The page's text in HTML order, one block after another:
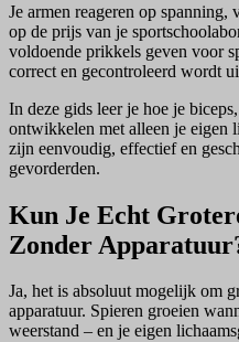
Je armen reageren op spanning,
op de prijs van je
voldoende prikkels geven voor
correct en gecontroleerd wordt
In deze gids leer je hoe je
ontwikkelen met alleen je eigen
zijn eenvoudig, effectief en
gevorderden.
Kun Je Echt
Zonder
Ja, het is absoluut mogelijk om
apparatuur. Spieren groeien
weerstand – en je eigen